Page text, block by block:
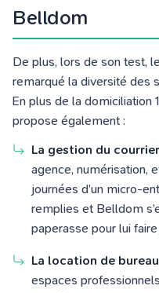
Belldom
De plus, lors de son test,
remarqué la diversité des
En plus de la
propose également :
La gestion du courrier
agence, numérisation,
journées d’un micro-
remplies et Belldom
paperasse pour lui
La location de
espaces